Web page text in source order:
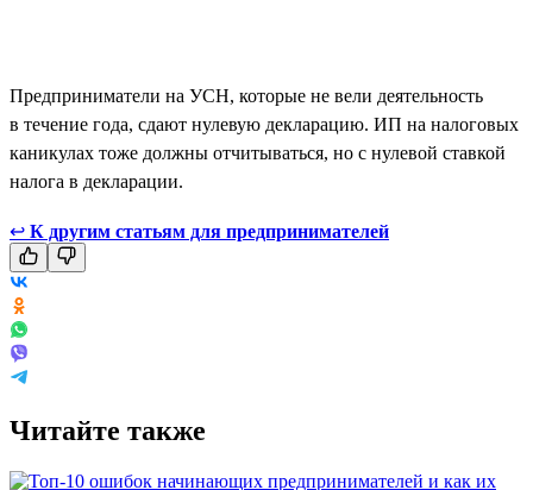
Предприниматели на УСН, которые не вели деятельность
в течение года, сдают нулевую декларацию. ИП на налоговых
каникулах тоже должны отчитываться, но с нулевой ставкой
налога в декларации.
↩ К другим статьям для предпринимателей
Читайте также